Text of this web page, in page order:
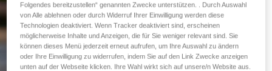
Folgendes bereitzustellen“ genannten Zwecke unterstützen. . Durch Auswahl
von Alle ablehnen oder durch Widerruf Ihrer Einwilligung werden diese
Technologien deaktiviert. Wenn Tracker deaktiviert sind, erscheinen
möglicherweise Inhalte und Anzeigen, die für Sie weniger relevant sind. Sie
können dieses Menü jederzeit erneut aufrufen, um Ihre Auswahl zu ändern
oder Ihre Einwilligung zu widerrufen, indem Sie auf den Link Zwecke anzeigen
unten auf der Webseite klicken. Ihre Wahl wirkt sich auf unsere/n Website aus.